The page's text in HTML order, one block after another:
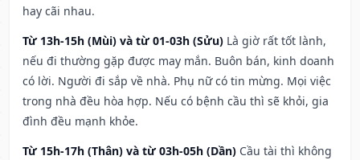
hay cãi nhau.
Từ 13h-15h (Mùi) và từ 01-03h (Sửu) Là giờ rất tốt lành,
nếu đi thường gặp được may mắn. Buôn bán, kinh doanh
có lời. Người đi sắp về nhà. Phụ nữ có tin mừng. Mọi việc
trong nhà đều hòa hợp. Nếu có bệnh cầu thì sẽ khỏi, gia
đình đều mạnh khỏe.
Từ 15h-17h (Thân) và từ 03h-05h (Dần) Cầu tài thì không